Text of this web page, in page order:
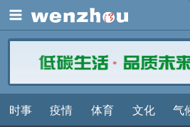
展开
时事 疫情 体育 文化 气